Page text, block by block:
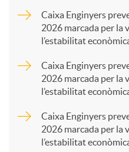
a
Caixa Enginyers
2026 marcada per
l’estabilitat
Caixa Enginyers
2026 marcada per
l’estabilitat
Caixa Enginyers
2026 marcada per
l’estabilitat